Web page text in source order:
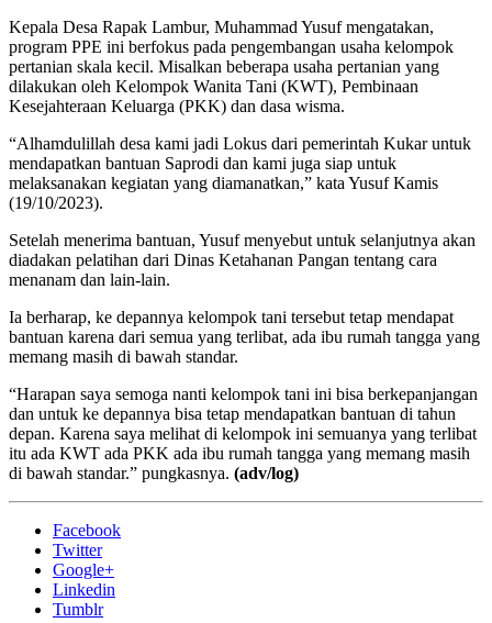
Kepala Desa Rapak Lambur, Muhammad Yusuf mengatakan,
program PPE ini berfokus pada pengembangan usaha kelompok
pertanian skala kecil. Misalkan beberapa usaha pertanian yang
dilakukan oleh Kelompok Wanita Tani (KWT), Pembinaan
Kesejahteraan Keluarga (PKK) dan dasa wisma.
“Alhamdulillah desa kami jadi Lokus dari pemerintah Kukar untuk
mendapatkan bantuan Saprodi dan kami juga siap untuk
melaksanakan kegiatan yang diamanatkan,” kata Yusuf Kamis
(19/10/2023).
Setelah menerima bantuan, Yusuf menyebut untuk selanjutnya akan
diadakan pelatihan dari Dinas Ketahanan Pangan tentang cara
menanam dan lain-lain.
Ia berharap, ke depannya kelompok tani tersebut tetap mendapat
bantuan karena dari semua yang terlibat, ada ibu rumah tangga yang
memang masih di bawah standar.
“Harapan saya semoga nanti kelompok tani ini bisa berkepanjangan
dan untuk ke depannya bisa tetap mendapatkan bantuan di tahun
depan. Karena saya melihat di kelompok ini semuanya yang terlibat
itu ada KWT ada PKK ada ibu rumah tangga yang memang masih
di bawah standar.” pungkasnya. (adv/log)
Facebook
Twitter
Google+
Linkedin
Tumblr